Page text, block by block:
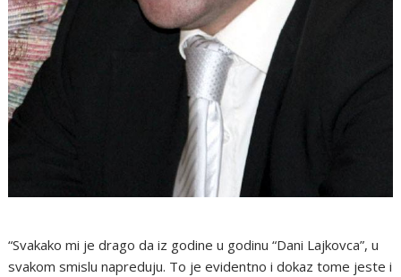
“Svakako mi je drago da iz godine u godinu “Dani Lajkovca”, u
svakom smislu napreduju. To je evidentno i dokaz tome jeste i